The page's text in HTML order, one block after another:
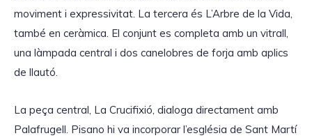
moviment i expressivitat. La tercera és L’Arbre de la Vida,
també en ceràmica. El conjunt es completa amb un vitrall,
una làmpada central i dos canelobres de forja amb aplics
de llautó.
La peça central, La Crucifixió, dialoga directament amb
Palafrugell. Pisano hi va incorporar l’església de Sant Martí